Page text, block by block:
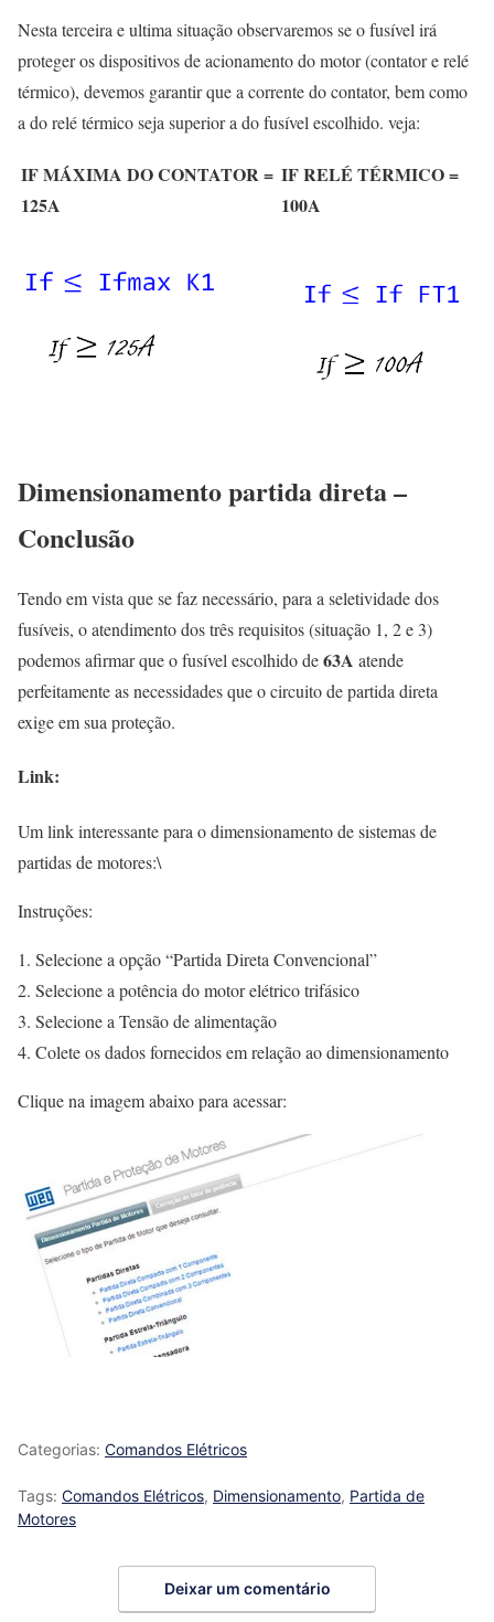
Nesta terceira e ultima situação observaremos se o fusível irá
proteger os dispositivos de acionamento do motor (contator e relé
térmico), devemos garantir que a corrente do contator, bem como
a do relé térmico seja superior a do fusível escolhido. veja:
IF MÁXIMA DO CONTATOR =
125A
IF RELÉ TÉRMICO =
100A
Dimensionamento partida direta –
Conclusão
Tendo em vista que se faz necessário, para a seletividade dos
fusíveis, o atendimento dos três requisitos (situação 1, 2 e 3)
podemos afirmar que o fusível escolhido de63A atende
perfeitamente as necessidades que o circuito de partida direta
exige em sua proteção.
Link:
Um link interessante para o dimensionamento de sistemas de
partidas de motores:\
Instruções:
Selecione a opção “Partida Direta Convencional”
Selecione a potência do motor elétrico trifásico
Selecione a Tensão de alimentação
Colete os dados fornecidos em relação ao dimensionamento
Clique na imagem abaixo para acessar:
Categorias: Comandos Elétricos
Tags: Comandos Elétricos, Dimensionamento, Partida de
Motores
Deixar um comentário